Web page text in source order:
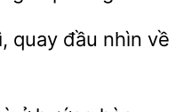
quay đầu nhìn về